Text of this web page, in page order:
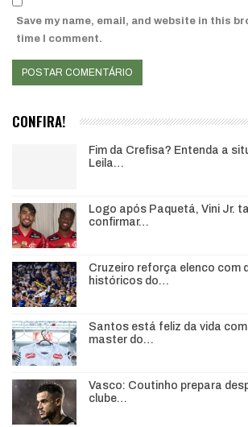
Save my name, email, and website in this
time I comment.
CONFIRA!
Fim da Crefisa? Entenda a
Leila…
Logo após Paquetá, Vini Jr.
confirmar…
Cruzeiro reforça elenco com
históricos do…
Santos está feliz da vida
master do…
Vasco: Coutinho prepara
clube…